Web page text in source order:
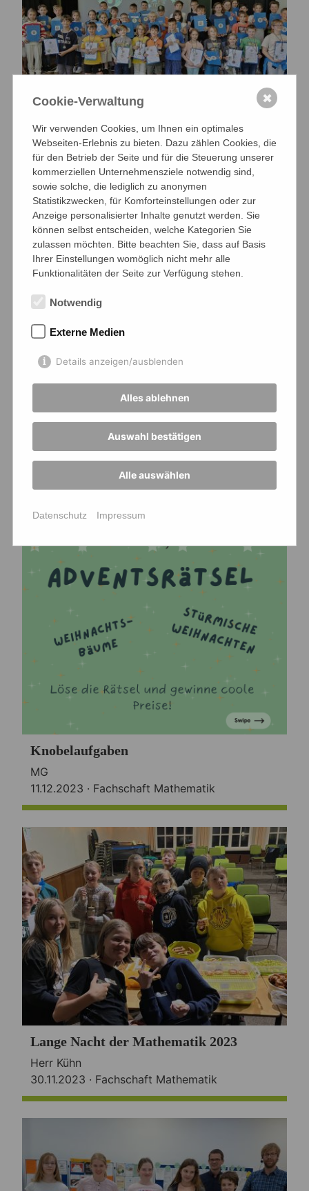
Matheolympiade für Grundschüler
Homepage-AG
04.06.2024 ·Fachschaft Mathematik
Känguru-Wettbewerb 2024
Homepage AG
Fachschaft Mathematik
Knobelaufgaben
MG
11.12.2023 · Fachschaft Mathematik
Lange Nacht der Mathematik 2023
Herr Kühn
30.11.2023 · Fachschaft Mathematik
Cookie-Verwaltung
Wir verwenden Cookies, um Ihnen ein optimales
Webseiten-Erlebnis zu bieten. Dazu zählen Cookies, die
für den Betrieb der Seite und für die Steuerung unserer
kommerziellen Unternehmensziele notwendig sind,
sowie solche, die lediglich zu anonymen
Statistikzwecken, für Komforteinstellungen oder zur
Anzeige personalisierter Inhalte genutzt werden. Sie
können selbst entscheiden, welche Kategorien Sie
zulassen möchten. Bitte beachten Sie, dass auf Basis
Ihrer Einstellungen womöglich nicht mehr alle
Funktionalitäten der Seite zur Verfügung stehen.
Notwendig
Externe Medien
Details anzeigen/ausblenden
Alles ablehnen
Auswahl bestätigen
Alle auswählen
Datenschutz Impressum
✖